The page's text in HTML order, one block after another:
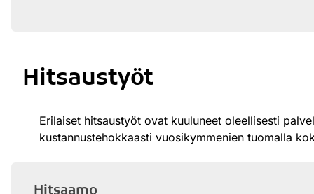
Hitsaustyöt
Erilaiset hitsaustyöt ovat kuuluneet oleellisesti
kustannustehokkaasti vuosikymmenien tuomalla